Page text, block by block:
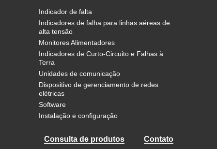
Indicador de falta
Indicadores de falha para linhas aéreas de
alta tensão
Monitores Alimentadores
Indicadores de Curto-Circuito e Falhas à
Terra
Unidades de comunicação
Dispositivo de gerenciamento de redes
elétricas
Software
Instalação e configuração
Consulta de produtos Contato